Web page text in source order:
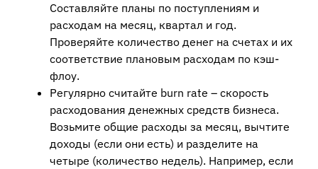
Составляйте планы по поступлениям и
расходам на месяц, квартал и год.
Проверяйте количество денег на счетах и их
соответствие плановым расходам по кэш-
флоу.
Регулярно считайте burn rate – скорость
расходования денежных средств бизнеса.
Возьмите общие расходы за месяц, вычтите
доходы (если они есть) и разделите на
четыре (количество недель). Например, если